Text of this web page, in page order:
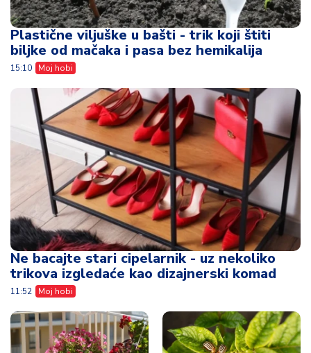
Ne bacajte stari cipelarnik - uz nekoliko
trikova izgledaće kao dizajnerski komad
Moj hobi
Petunije će ponovo
biti pune cvetova -
dovoljno je da
uradite ovih
nekoliko stvari
14:39 Moj hobi
Krompirova zlatica
napada iz godine u
prirodne metode
mogu da sačuvaju
ceo rod